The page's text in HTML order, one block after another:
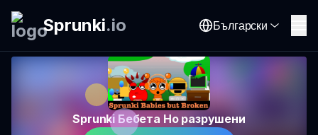
Sprunki.io Български
Sprunki Бебета Но разрушени